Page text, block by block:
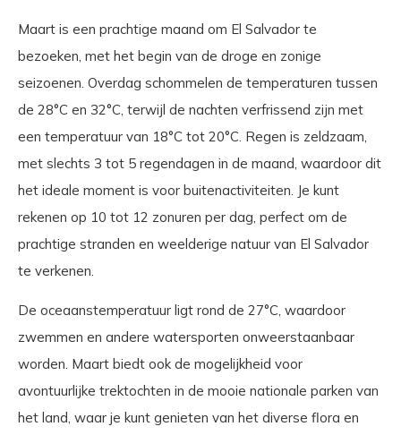
Maart is een prachtige maand om El Salvador te
bezoeken, met het begin van de droge en zonige
seizoenen. Overdag schommelen de temperaturen tussen
de 28°C en 32°C, terwijl de nachten verfrissend zijn met
een temperatuur van 18°C tot 20°C. Regen is zeldzaam,
met slechts 3 tot 5 regendagen in de maand, waardoor dit
het ideale moment is voor buitenactiviteiten. Je kunt
rekenen op 10 tot 12 zonuren per dag, perfect om de
prachtige stranden en weelderige natuur van El Salvador
te verkenen.
De oceaanstemperatuur ligt rond de 27°C, waardoor
zwemmen en andere watersporten onweerstaanbaar
worden. Maart biedt ook de mogelijkheid voor
avontuurlijke trektochten in de mooie nationale parken van
het land, waar je kunt genieten van het diverse flora en